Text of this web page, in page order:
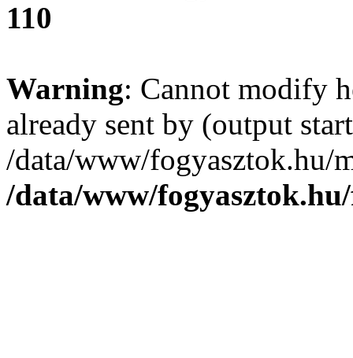
110
Warning: Cannot modify
already sent by (output
/data/www/fogyasztok.hu/
/data/www/